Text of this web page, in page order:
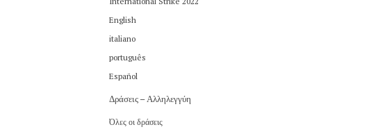
English
italiano
português
Español
Δράσεις – Αλληλεγγύη
Όλες οι δράσεις